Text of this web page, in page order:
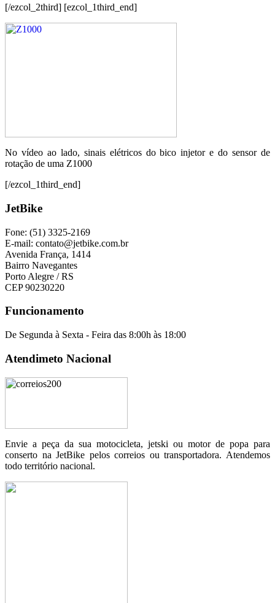
[/ezcol_2third] [ezcol_1third_end]
No vídeo ao lado, sinais elétricos do bico injetor e do sensor de
rotação de uma Z1000
[/ezcol_1third_end]
JetBike
Fone: (51) 3325-2169
E-mail: contato@jetbike.com.br
Avenida França, 1414
Bairro Navegantes
Porto Alegre / RS
CEP 90230220
Funcionamento
De Segunda à Sexta - Feira das 8:00h às 18:00
Atendimeto Nacional
Envie a peça da sua motocicleta, jetski ou motor de popa para
conserto na JetBike pelos correios ou transportadora. Atendemos
todo território nacional.